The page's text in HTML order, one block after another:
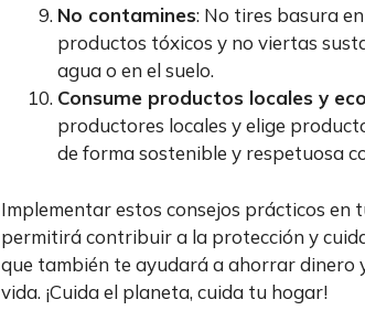
No contamines: No tires basura
productos tóxicos y no viertas
agua o en el suelo.
Consume productos locales y
productores locales y elige
de forma sostenible y respetuosa
Implementar estos consejos prácticos en
permitirá contribuir a la protección y
que también te ayudará a ahorrar dinero
vida. ¡Cuida el planeta, cuida tu hogar!